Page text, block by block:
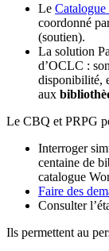
Le
coordonné
(soutien).
La solution
d’OCLC :
disponibilité,
aux
Le CBQ et PRPG
Interroger
centaine de
catalogue
Faire des
Consulter
Ils permettent au